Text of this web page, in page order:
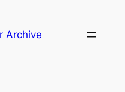
Archive